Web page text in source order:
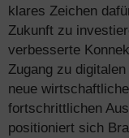
klares Zeichen
Zukunft zu
verbesserte
Zugang zu
neue
fortschrittlichen
positioniert sich